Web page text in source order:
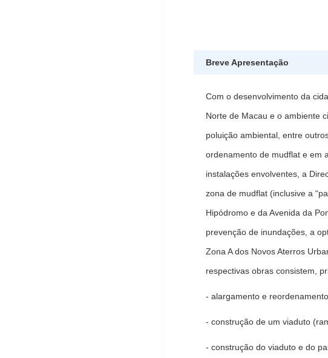
Breve Apresentação
Com o desenvolvimento da
Norte de Macau e o ambiente
poluição ambiental, entre
ordenamento de mudflat e em
instalações envolventes, a
zona de mudflat (inclusive a
Hipódromo e da Avenida da
prevenção de inundações, a
Zona A dos Novos Aterros
respectivas obras consistem,
- alargamento e
- construção de um viaduto
- construção do viaduto e do